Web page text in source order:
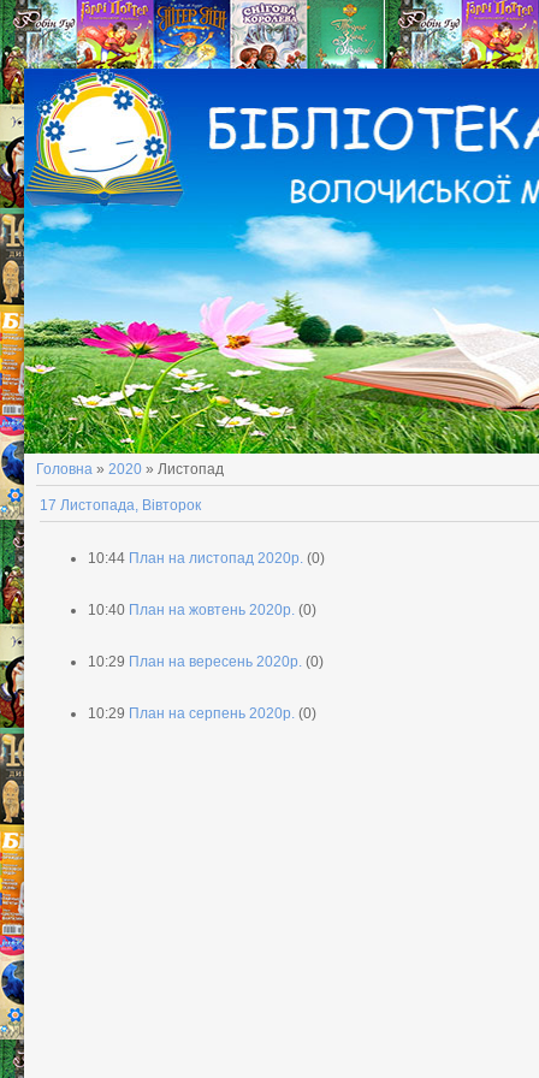
Головна » 2020 » Листопад
17 Листопада, Вівторок
10:44 План на листопад 2020р. (0)
10:40 План на жовтень 2020р. (0)
10:29 План на вересень 2020р. (0)
10:29 План на серпень 2020р. (0)